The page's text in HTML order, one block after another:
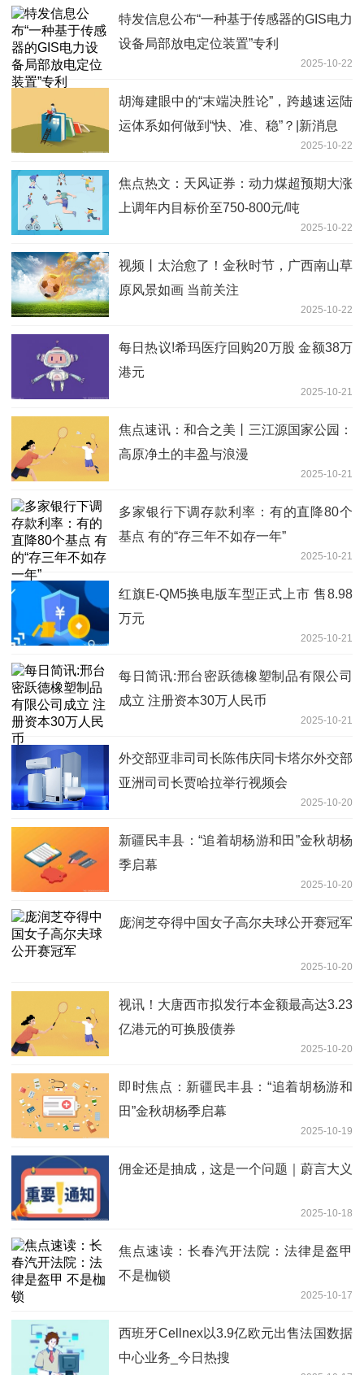
特发信息公布“一种基于传感器的GIS电力
设备局部放电定位装置”专利
2025-10-22
胡海建眼中的“末端决胜论”，跨越速运陆
运体系如何做到“快、准、稳”？|新消息
2025-10-22
焦点热文：天风证券：动力煤超预期大涨
上调年内目标价至750-800元/吨
2025-10-22
视频丨太治愈了！金秋时节，广西南山草
原风景如画 当前关注
2025-10-22
每日热议!希玛医疗回购20万股 金额38万
港元
2025-10-21
焦点速讯：和合之美丨三江源国家公园：
高原净土的丰盈与浪漫
2025-10-21
多家银行下调存款利率：有的直降80个
基点 有的“存三年不如存一年”
2025-10-21
红旗E-QM5换电版车型正式上市 售8.98
万元
2025-10-21
每日简讯:邢台密跃德橡塑制品有限公司
成立 注册资本30万人民币
2025-10-21
外交部亚非司司长陈伟庆同卡塔尔外交部
亚洲司司长贾哈拉举行视频会
2025-10-20
新疆民丰县：“追着胡杨游和田”金秋胡杨
季启幕
2025-10-20
庞润芝夺得中国女子高尔夫球公开赛冠军
2025-10-20
视讯！大唐西市拟发行本金额最高达3.23
亿港元的可换股债券
2025-10-20
即时焦点：新疆民丰县：“追着胡杨游和
田”金秋胡杨季启幕
2025-10-19
佣金还是抽成，这是一个问题｜蔚言大义
2025-10-18
焦点速读：长春汽开法院：法律是盔甲
不是枷锁
2025-10-17
西班牙Cellnex以3.9亿欧元出售法国数据
中心业务_今日热搜